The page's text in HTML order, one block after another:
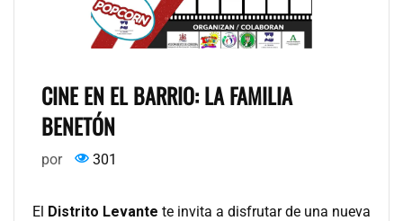
CINE EN EL BARRIO: LA FAMILIA
BENETÓN
por 301
El Distrito Levante te invita a disfrutar de una nueva